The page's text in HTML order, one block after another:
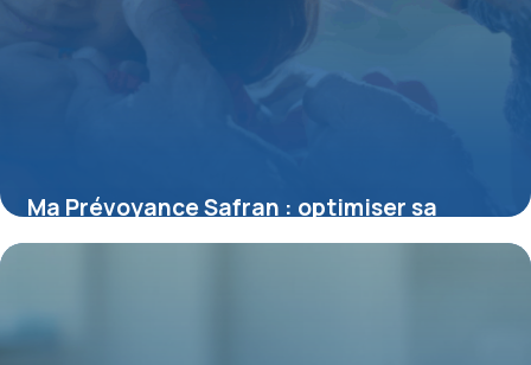
Ma Prévoyance Safran : optimiser sa
protection santé et familiale